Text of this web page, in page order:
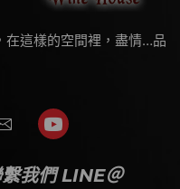
在這樣的空間裡，盡情…品
我們 LINE＠